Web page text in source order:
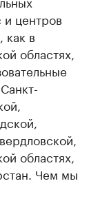
и центров
как в
областях,
областях,
Чем мы